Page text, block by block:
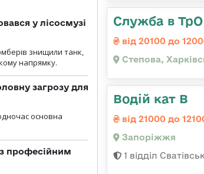
у лісосмузі
знищили танк,
напрямку.
загрозу для
основна
з професійним
Служба в
від 20100 до
Степова,
Водій кат В
від 21000 до
Запоріжжя
1 відділ